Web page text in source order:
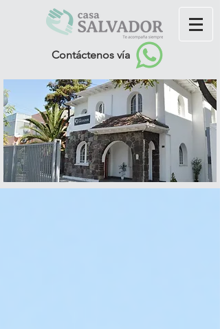
Contáctenos vía